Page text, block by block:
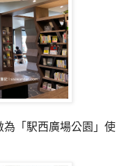
「駅西廣場公園」使